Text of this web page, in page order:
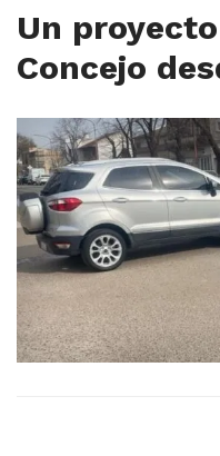
Un
Concejo